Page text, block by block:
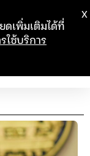
ดเพิ่มเติมได้ที่
ใช้บริการ
X